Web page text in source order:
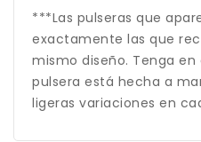
***Las pulseras que
exactamente las que
mismo diseño. Tenga
pulsera está hecha a
ligeras variaciones en